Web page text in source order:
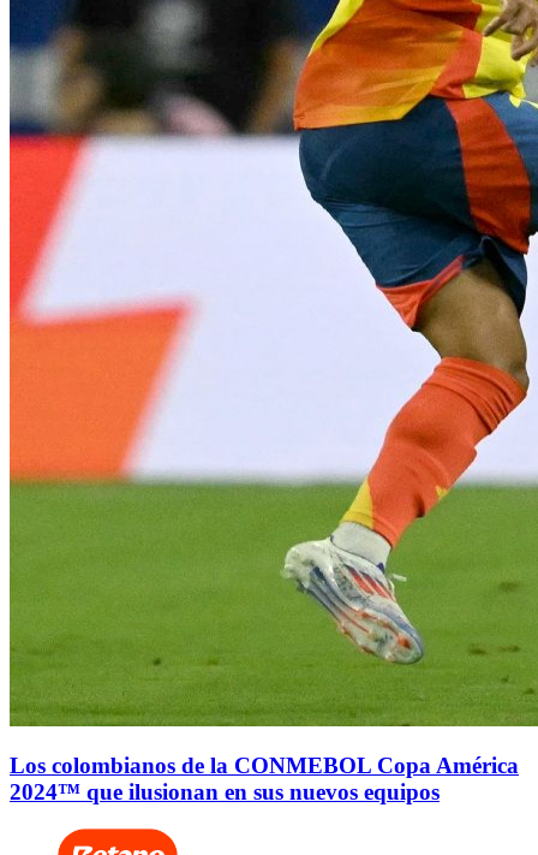
Los colombianos de la CONMEBOL Copa América
2024™ que ilusionan en sus nuevos equipos